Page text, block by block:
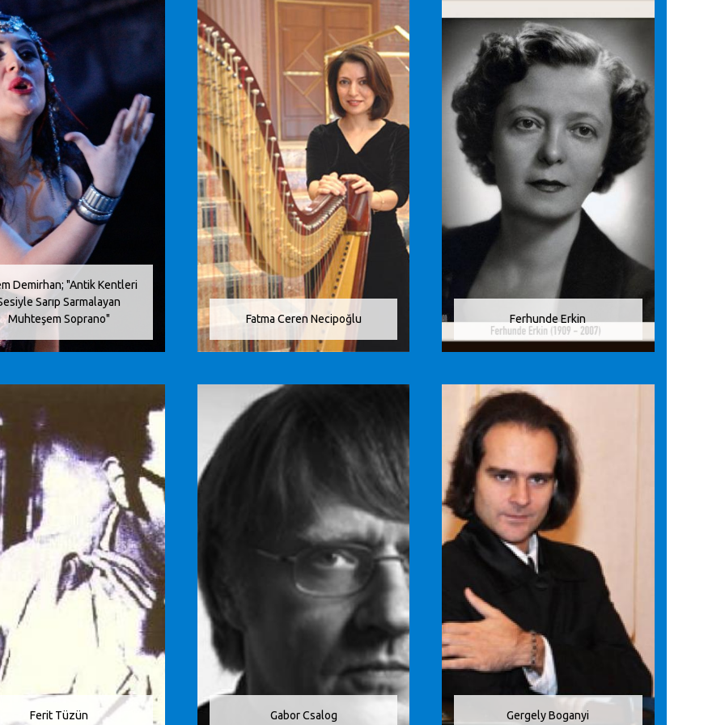
Demirhan; "Antik Kentleri
Sarıp Sarmalayan
Muhteşem Soprano"
Fatma Ceren Necipoğlu Ferhunde Erkin
Ferit Tüzün Gabor Csalog Gergely Boganyi